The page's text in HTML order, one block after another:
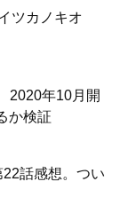
ツカノキオ
2020年10月開
か検証
話感想。つい